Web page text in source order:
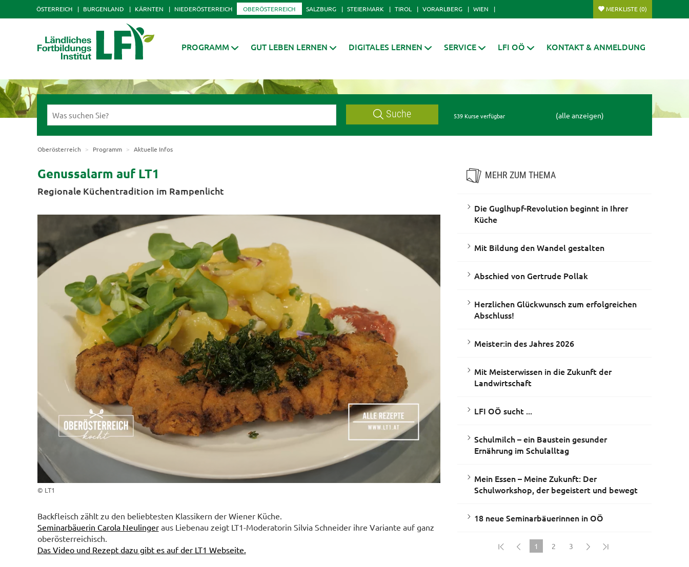
ÖSTERREICH BURGENLAND KÄRNTEN NIEDERÖSTERREICH OBERÖSTERREICH SALZBURG STEIERMARK TIROL VORARLBERG WIEN MERKLISTE (0)
PROGRAMM GUT LEBEN LERNEN DIGITALES LERNEN SERVICE LFI OÖ KONTAKT & ANMELDUNG
Suche 539 Kurse verfügbar (alle anzeigen)
Oberösterreich Programm Aktuelle Infos
Genussalarm auf LT1
Regionale Küchentradition im Rampenlicht
© LT1
Backfleisch zählt zu den beliebtesten Klassikern der Wiener Küche.
Seminarbäuerin Carola Neulingeraus Liebenau zeigt LT1-Moderatorin Silvia Schneider ihre Variante auf ganz
oberösterreichisch.
Das Video und Rezept dazu gibt es auf der LT1 Webseite.
MEHR ZUM THEMA
Die Guglhupf-Revolution beginnt in Ihrer
Küche
Mit Bildung den Wandel gestalten
Abschied von Gertrude Pollak
Herzlichen Glückwunsch zum erfolgreichen
Abschluss!
Meister:in des Jahres 2026
Mit Meisterwissen in die Zukunft der
Landwirtschaft
LFI OÖ sucht ...
Schulmilch – ein Baustein gesunder
Ernährung im Schulalltag
Mein Essen – Meine Zukunft: Der
Schulworkshop, der begeistert und bewegt
18 neue Seminarbäuerinnen in OÖ
1
2 3